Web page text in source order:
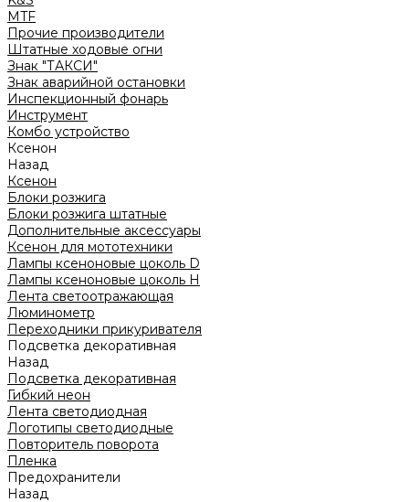
MTF
Прочие производители
Штатные ходовые огни
Знак "ТАКСИ"
Знак аварийной остановки
Инспекционный фонарь
Инструмент
Комбо устройство
Ксенон
Назад
Ксенон
Блоки розжига
Блоки розжига штатные
Дополнительные аксессуары
Ксенон для мототехники
Лампы ксеноновые цоколь D
Лампы ксеноновые цоколь H
Лента светоотражающая
Люминометр
Переходники прикуривателя
Подсветка декоративная
Назад
Подсветка декоративная
Гибкий неон
Лента светодиодная
Логотипы светодиодные
Повторитель поворота
Пленка
Предохранители
Назад